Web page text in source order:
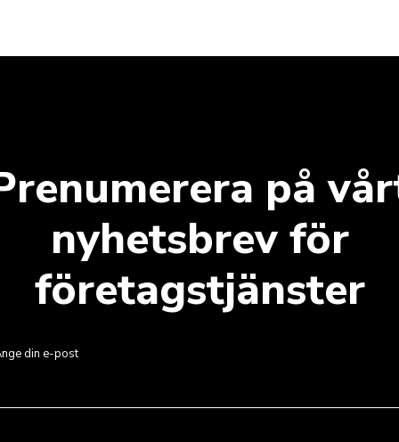
på
nyhetsbrev för
företagstjänster
din e-post